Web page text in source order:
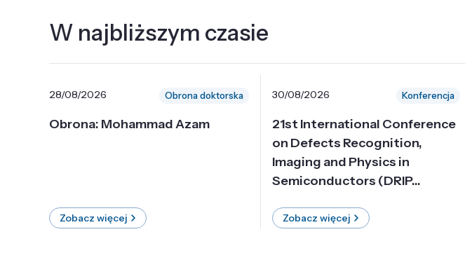
W najbliższym czasie
28/08/2026 Obrona doktorska
Obrona: Mohammad Azam
Zobacz więcej
30/08/2026 Konferencja
21st International Conference
on Defects Recognition,
Imaging and Physics in
Semiconductors (DRIP...
Zobacz więcej